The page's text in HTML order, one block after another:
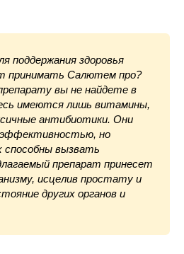
поддержания здоровья
принимать Салютем про?
вы не найдете в
имеются лишь витамины,
антибиотики. Они
но
способны вызвать
препарат принесет
исцелив простату и
других органов и